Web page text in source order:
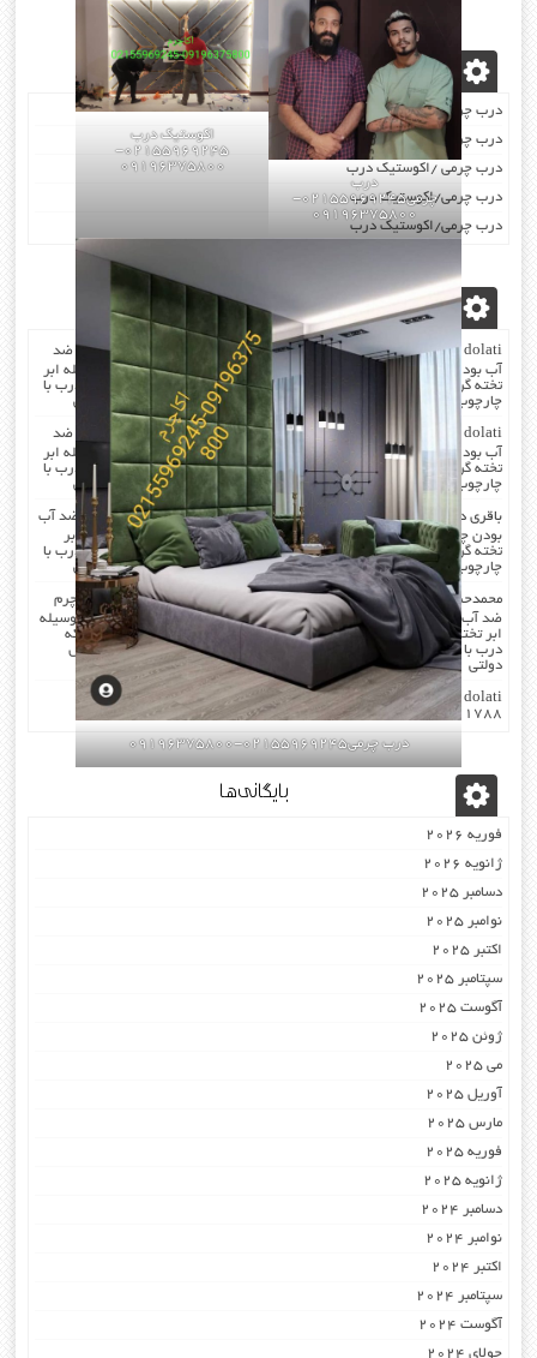
درب
چرمی02155969245-
09196375800
اکوستیک درب
02155969245-
09196375800
درب چرمی02155969245-09196375800
نوشته‌های تازه
درب چرمی/اکوستیک درب
درب چرمی/اکوستیک درب
درب چرمی /اکوستیک درب
درب چرمی/اکوستیک درب
درب چرمی/اکوستیک درب
آخرین دیدگاه‌ها
dolati در صدا گیر…درب اکوستیک…چرم کردن درب با مرغوب ترین چرم ضد
آب بودن چرم …در هنگام چرم کردن همه ی درز های درب و چارچوب بوسیله ابر
تخته گرفته میشود که جلوی صدا را میگیرد . کار در محل انجام میشود که درب با
چارچوب فیکس میشود۰۹۱۹۶۳۷۵۸۰۰-۰۹۳۰۷۸۰۱۷۸۸مهندس دولتی
dolati
صدا گیر…درب اکوستیک…چرم کردن درب با مرغوب ترین چرم ضد
آب بودن چرم …در هنگام چرم کردن همه ی درز های درب و چارچوب بوسیله ابر
تخته گرفته میشود که جلوی صدا را میگیرد . کار در محل انجام میشود که درب با
چارچوب فیکس میشود۰۹۱۹۶۳۷۵۸۰۰-۰۹۳۰۷۸۰۱۷۸۸مهندس دولتی
باقری در
صدا گیر…درب اکوستیک…چرم کردن درب با مرغوب ترین چرم ضد آب
بودن چرم …در هنگام چرم کردن همه ی درز های درب و چارچوب بوسیله ابر
تخته گرفته میشود که جلوی صدا را میگیرد . کار در محل انجام میشود که درب با
چارچوب فیکس میشود۰۹۱۹۶۳۷۵۸۰۰-۰۹۳۰۷۸۰۱۷۸۸مهندس دولتی
محمدحسندر
صدا گیر…درب اکوستیک…چرم کردن درب با مرغوب ترین چرم
ضد آب بودن چرم …در هنگام چرم کردن همه ی درز های درب و چارچوب بوسیله
ابر تخته گرفته میشود که جلوی صدا را میگیرد . کار در محل انجام میشود که
درب با چارچوب فیکس میشود۰۹۱۹۶۳۷۵۸۰۰-۰۹۳۰۷۸۰۱۷۸۸مهندس
دولتی
dolati در
اکوستیک -درب عایق-صوتی ضد-صدا ۰۹۱۹۶۳۷۵۸۰۰
۰۹۳۰۷۸۰۱۷۸۸
بایگانی‌ها
فوریه 2026
ژانویه 2026
دسامبر 2025
نوامبر 2025
اکتبر 2025
سپتامبر 2025
آگوست 2025
ژوئن 2025
می 2025
آوریل 2025
مارس 2025
فوریه 2025
ژانویه 2025
دسامبر 2024
نوامبر 2024
اکتبر 2024
سپتامبر 2024
آگوست 2024
جولای 2024